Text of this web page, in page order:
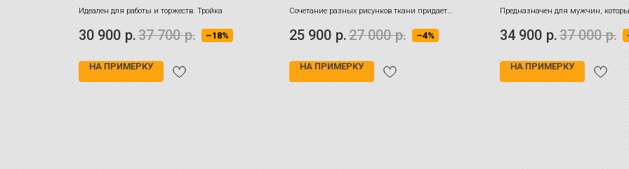
Идеален для работы и торжеств. Тройка
30 900 р.37 700 р. –18%
НА ПРИМЕРКУ
Сочетание разных рисунков ткани придает
образу стильную многослойность
25 900 р.27 000 р. –4%
НА ПРИМЕРКУ
Предназначен для мужчин,
сочетание классики с
и стремятся создать образ,
утончённостью и стилем
34 900 р.37 000 р.
НА ПРИМЕРКУ